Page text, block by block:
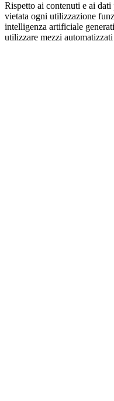
Rispetto ai contenuti e ai
vietata ogni utilizzazione
intelligenza artificiale
utilizzare mezzi